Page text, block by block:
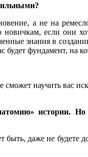
а не на
если они
знания в
будет фундамент, на
научить вас
истории.
даже не будете